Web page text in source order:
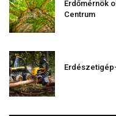
Erdőmérnök
Centrum